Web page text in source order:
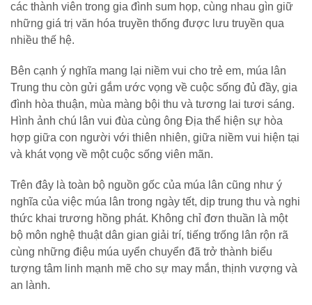
các thành viên trong gia đình sum họp, cùng nhau gìn giữ
những giá trị văn hóa truyền thống được lưu truyền qua
nhiều thế hệ.
Bên cạnh ý nghĩa mang lại niềm vui cho trẻ em, múa lân
Trung thu còn gửi gắm ước vọng về cuộc sống đủ đầy, gia
đình hòa thuận, mùa màng bội thu và tương lai tươi sáng.
Hình ảnh chú lân vui đùa cùng ông Địa thể hiện sự hòa
hợp giữa con người với thiên nhiên, giữa niềm vui hiện tại
và khát vọng về một cuộc sống viên mãn.
Trên đây là toàn bộ nguồn gốc của múa lân cũng như ý
nghĩa của việc múa lân trong ngày tết, dịp trung thu và nghi
thức khai trương hồng phát. Không chỉ đơn thuần là một
bộ môn nghệ thuật dân gian giải trí, tiếng trống lân rộn rã
cùng những điệu múa uyển chuyển đã trở thành biểu
tượng tâm linh mạnh mẽ cho sự may mắn, thịnh vượng và
an lành.